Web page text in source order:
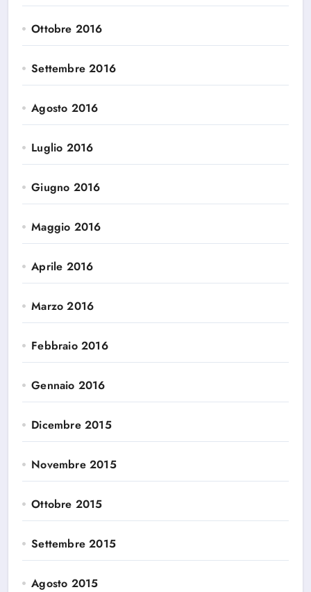
Ottobre 2016
Settembre 2016
Agosto 2016
Luglio 2016
Giugno 2016
Maggio 2016
Aprile 2016
Marzo 2016
Febbraio 2016
Gennaio 2016
Dicembre 2015
Novembre 2015
Ottobre 2015
Settembre 2015
Agosto 2015